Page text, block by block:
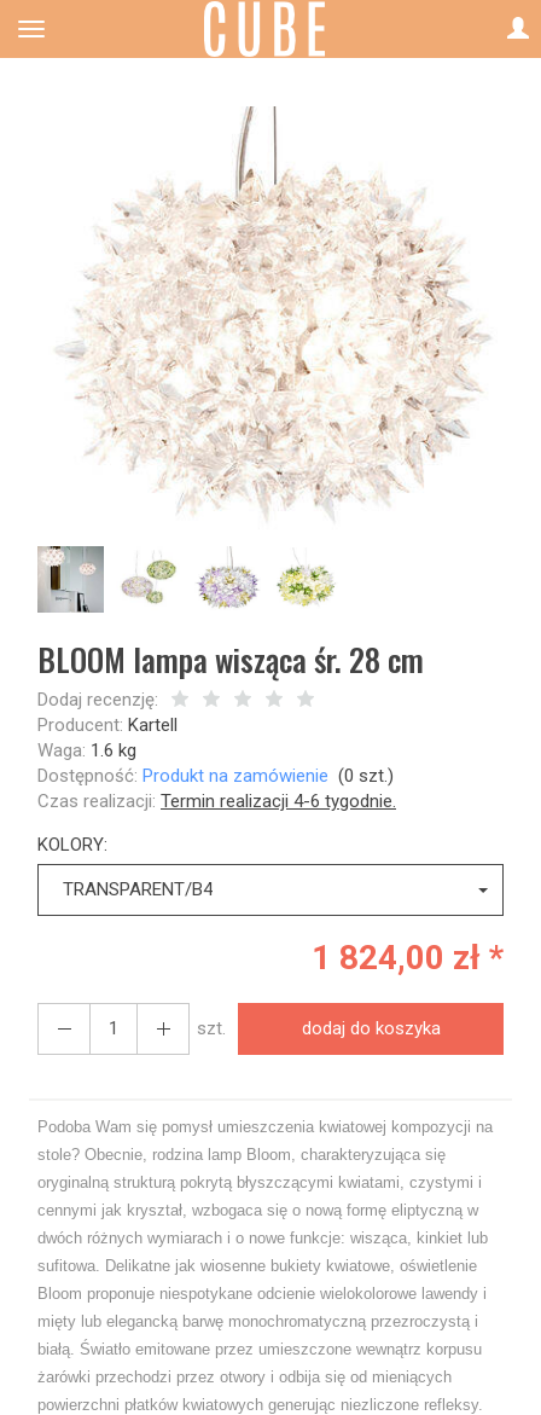
BLOOM lampa wisząca śr. 28 cm
Dodaj recenzję:
Producent: Kartell
Waga: 1.6 kg
Dostępność: Produkt na zamówienie (0 szt.)
Czas realizacji: Termin realizacji 4-6 tygodnie.
KOLORY:
TRANSPARENT/B4
1 824,00 zł *
szt. dodaj do koszyka
Podoba Wam się pomysł umieszczenia kwiatowej kompozycji na
stole? Obecnie, rodzina lamp Bloom, charakteryzująca się
oryginalną strukturą pokrytą błyszczącymi kwiatami, czystymi i
cennymi jak kryształ, wzbogaca się o nową formę eliptyczną w
dwóch różnych wymiarach i o nowe funkcje: wisząca, kinkiet lub
sufitowa. Delikatne jak wiosenne bukiety kwiatowe, oświetlenie
Bloom proponuje niespotykane odcienie wielokolorowe lawendy i
mięty lub elegancką barwę monochromatyczną przezroczystą i
białą. Światło emitowane przez umieszczone wewnątrz korpusu
żarówki przechodzi przez otwory i odbija się od mieniących
powierzchni płatków kwiatowych generując niezliczone refleksy.